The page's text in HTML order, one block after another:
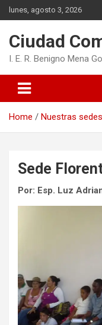
Skip
to
lunes, agosto 3, 2026
Ciudad
I. E. R. Benigno Mena
Home Nuestras sedes
Sede
Por: Esp. Luz